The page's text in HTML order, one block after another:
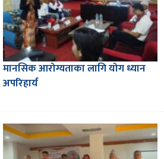
मानसिक आरोग्यताका लागि योग ध्यान
अपरिहार्य